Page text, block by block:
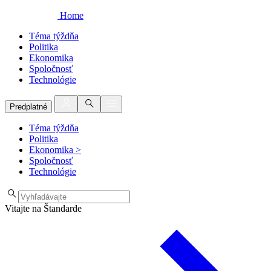
Home
Téma týždňa
Politika
Ekonomika
Spoločnosť
Technológie
Predplatné
Téma týždňa
Politika
Ekonomika >
Spoločnosť
Technológie
Vitajte na Štandarde